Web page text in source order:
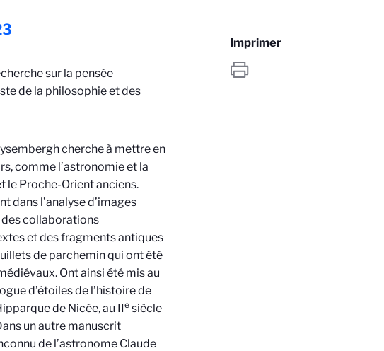
sur la pensée
de la philosophie et des
cherche à mettre en
comme l’astronomie et la
le Proche-Orient anciens.
dans l’analyse d’images
collaborations
et des fragments antiques
de parchemin qui ont été
Ont ainsi été mis au
d’étoiles de l’histoire de
de Nicée, au IIe siècle
un autre manuscrit
de l’astronome Claude
Imprimer